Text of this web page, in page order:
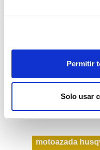
Permitir
Solo usar
motoazada